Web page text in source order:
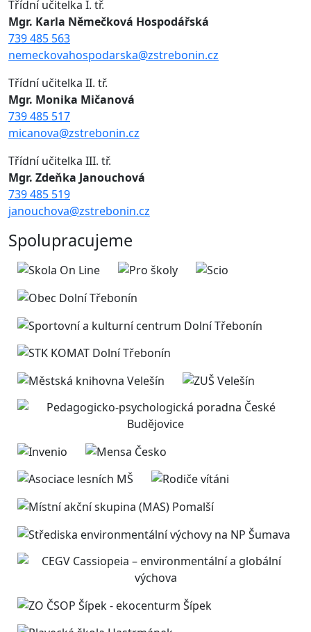
Třídní učitelka I. tř.
Mgr. Karla Němečková Hospodářská
739 485 563
nemeckovahospodarska@zstrebonin.cz
Třídní učitelka II. tř.
Mgr. Monika Mičanová
739 485 517
micanova@zstrebonin.cz
Třídní učitelka III. tř.
Mgr. Zdeňka Janouchová
739 485 519
janouchova@zstrebonin.cz
Spolupracujeme